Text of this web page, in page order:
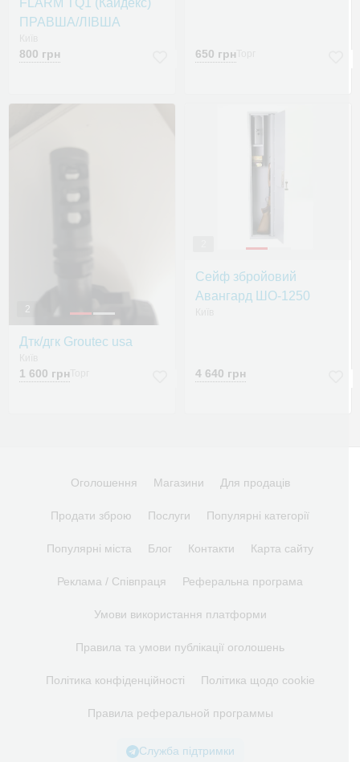
ПРАВША/ЛІВША
800 грн 650 грн
2
Дтк/дгк Groutec usa
1 600 грн
Сейф збройовий
Авангард ШО-1250
4 640 грн
Оголошення Магазини Для продаців
Продати зброю Послуги Популярні категорії
Популярні міста Блог Контакти Карта сайту
Реклама / Співпраця Реферальна програма
Умови використання платформи
Правила та умови публікації оголошень
Політика конфіденційності Політика щодо cookie
Правила реферальной программы
Служба підтримки